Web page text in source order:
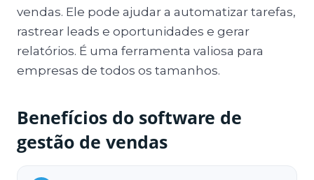
vendas. Ele pode ajudar a automatizar tarefas,
rastrear leads e oportunidades e gerar
relatórios. É uma ferramenta valiosa para
empresas de todos os tamanhos.
Benefícios do software de
gestão de vendas